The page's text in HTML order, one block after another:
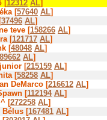
[12312 AL]
[57640 AL]
37496 AL]
teve [158266 AL]
[121717 AL]
[48048 AL]
89662 AL]
[215159 AL]
[58258 AL]
DeMarco [216612 AL]
[112194 AL]
[272258 AL]
Bélus [167481 AL]